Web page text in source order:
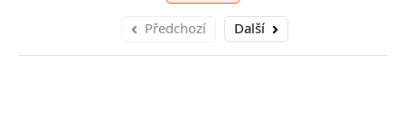
Předchozí Další